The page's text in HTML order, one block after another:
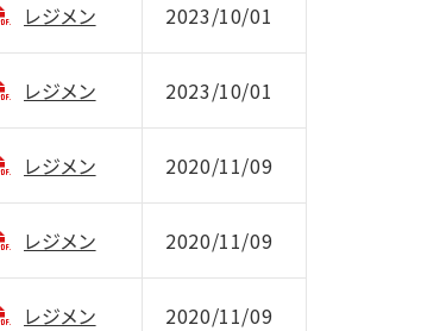
レジメン 2023/10/01
レジメン 2023/10/01
レジメン 2020/11/09
レジメン 2020/11/09
レジメン 2020/11/09